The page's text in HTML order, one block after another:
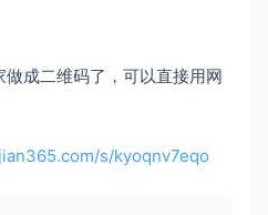
成二维码了，可以直接用网
s/kyoqnv7eqo